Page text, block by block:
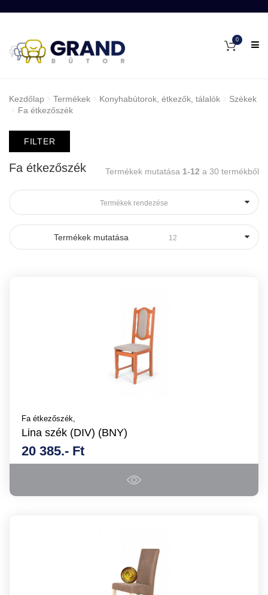
0
Kezdőlap Termékek Konyhabútorok, étkezők, tálalók
Székek
Fa étkezőszék
FILTER
Fa étkezőszék Termékek mutatása 1-12 a 30 termékből
Termékek rendezése
Termékek mutatása 12
Fa étkezőszék,
Lina szék (DIV) (BNY)
20 385.- Ft